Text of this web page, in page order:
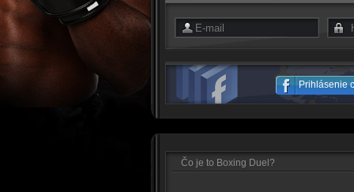
Prihlásenie
Čo je to Boxing Duel?